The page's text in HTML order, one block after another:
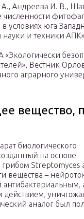
Андреева И. В.,
численности
условиях юга
науки и техники
«Экологически
Вестник
аграрного
вещество,
биологического
на основе
Streptomyces
вещества –
действием,
аналог был